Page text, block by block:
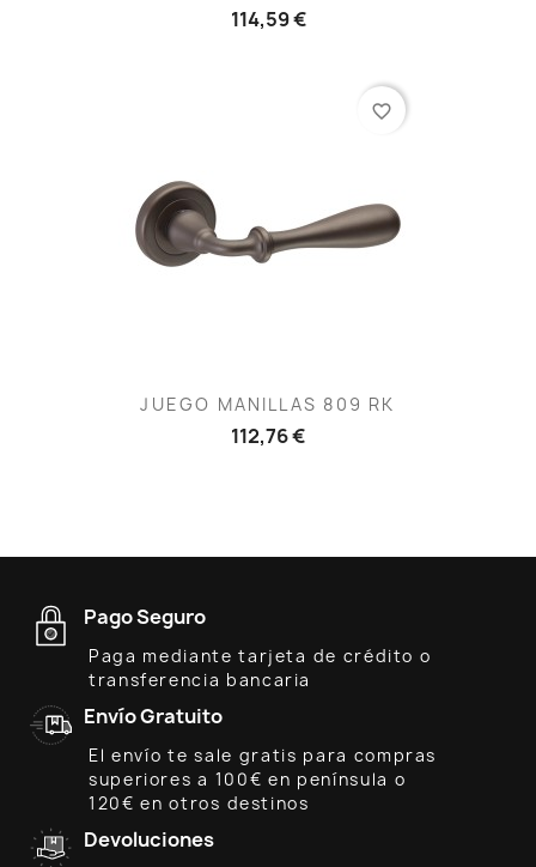
114,59 €
JUEGO MANILLAS 809 RK
112,76 €
favorite_border
Pago Seguro
Paga mediante tarjeta de crédito o
transferencia bancaria
Envío Gratuito
El envío te sale gratis para compras
superiores a 100€ en península o
120€ en otros destinos
Devoluciones